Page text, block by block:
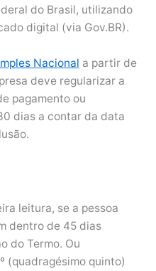
do Brasil, utilizando
digital (via Gov.BR).
Nacional a partir de
deve regularizar a
pagamento ou
dias a contar da data
leitura, se a pessoa
dentro de 45 dias
do Termo. Ou
(quadragésimo quinto)